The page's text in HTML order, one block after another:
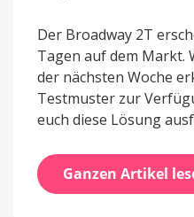
Der Broadway 2T
Tagen auf dem Markt.
der nächsten Woche
Testmuster zur
euch diese Lösung
Ganzen Artikel